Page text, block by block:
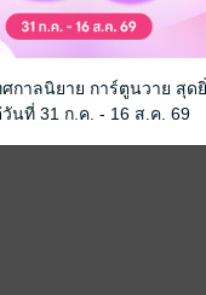
ศกาลนิยาย การ์ตูนวาย สุ
นที่ 31 ก.ค. - 16 ส.ค. 69